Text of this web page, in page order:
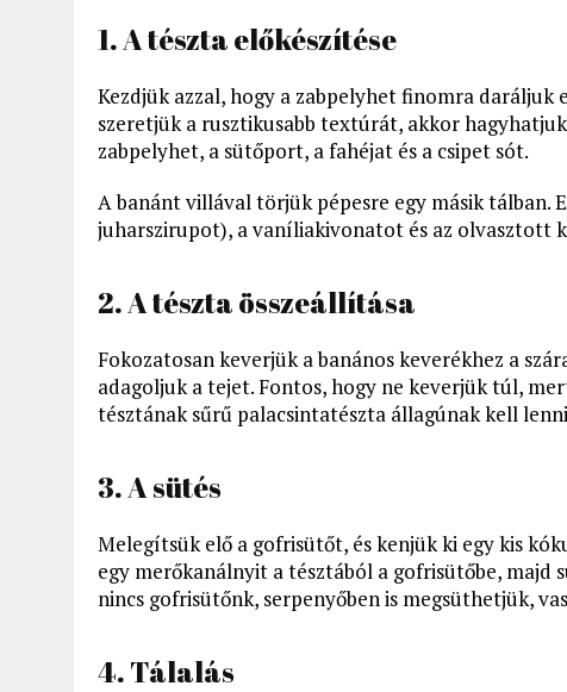
1. A tészta előkészítése
Kezdjük azzal, hogy a zabpelyhet finomra
szeretjük a rusztikusabb textúrát, akkor
zabpelyhet, a sütőport, a fahéjat és a csipet sót.
A banánt villával törjük pépesre egy másik tálban.
juharszirupot), a vaníliakivonatot és az olvasztott
2. A tészta összeállítása
Fokozatosan keverjük a banános keverékhez a
adagoljuk a tejet. Fontos, hogy ne keverjük túl,
tésztának sűrű palacsintatészta állagúnak kell
3. A sütés
Melegítsük elő a gofrisütőt, és kenjük ki egy kis
egy merőkanálnyit a tésztából a gofrisütőbe, majd
nincs gofrisütőnk, serpenyőben is megsüthetjük,
4. Tálalás